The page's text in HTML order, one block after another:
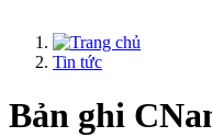
Tin tức
Bản ghi